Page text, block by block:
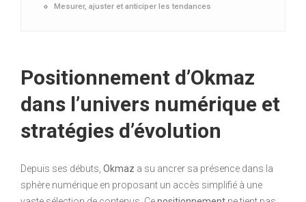
Mesurer, ajuster et anticiper les tendances
Positionnement d’Okmaz
dans l’univers numérique et
stratégies d’évolution
Depuis ses débuts, Okmaz a su ancrer sa présence dans la
sphère numérique en proposant un accès simplifié à une